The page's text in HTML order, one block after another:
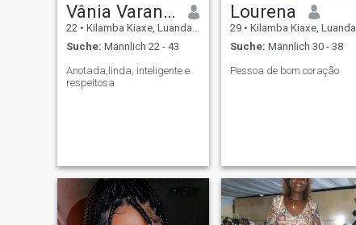
Vânia Varandas
22 • Kilamba Kiaxe, Luanda, Angola
Suche: Männlich 22 - 43
Anotada,linda, inteligente e
respeitosa
Lourena
29 • Kilamba Kiaxe, Luanda, Angola
Suche: Männlich 30 - 38
Pessoa de bom coração